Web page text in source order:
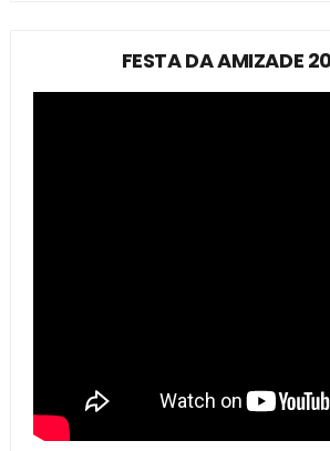
FESTA DA AMIZADE